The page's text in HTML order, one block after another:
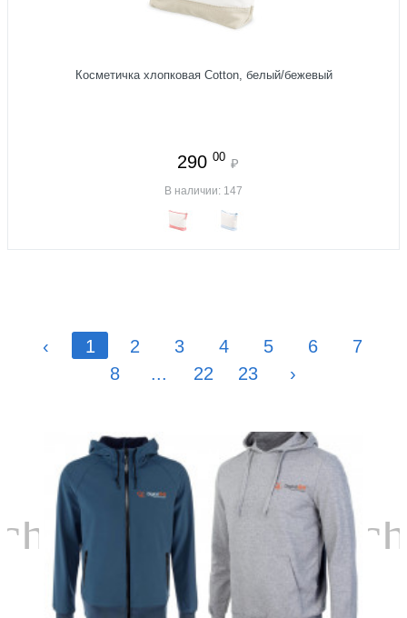
Косметичка хлопковая Cotton, белый/бежевый
290 00 ₽
В наличии: 147
‹ 1 2 3 4 5 6
7
8
... 22 23 ›